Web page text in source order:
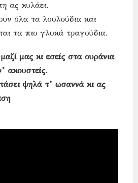
ας κυλάει.
όλα τα λουλούδια και
τα πιο γλυκά τραγούδια.
μας κι εσείς στα ουράνια
ακουστείς.
ψηλά τ’ ωσαννά κι ας